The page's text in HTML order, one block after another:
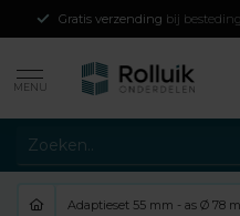
Gratis verzending bij
MENU
Adaptieset 55 mm - as Ø 78